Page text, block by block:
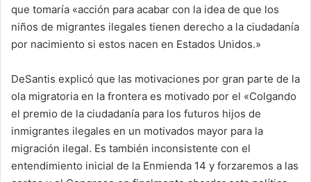
que tomaría «acción para acabar con la idea de que los
niños de migrantes ilegales tienen derecho a la ciudadanía
por nacimiento si estos nacen en Estados Unidos.»
DeSantis explicó que las motivaciones por gran parte de la
ola migratoria en la frontera es motivado por el «Colgando
el premio de la ciudadanía para los futuros hijos de
inmigrantes ilegales en un motivados mayor para la
migración ilegal. Es también inconsistente con el
entendimiento inicial de la Enmienda 14 y forzaremos a las